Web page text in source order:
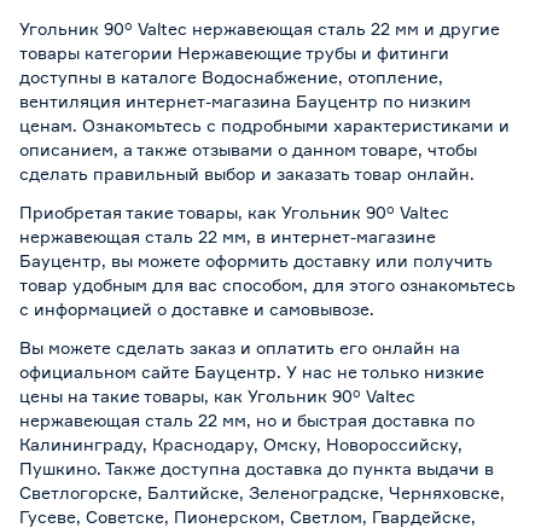
Угольник 90° Valtec нержавеющая сталь 22 мм и другие
товары категории Нержавеющие трубы и фитинги
доступны в каталоге Водоснабжение, отопление,
вентиляция интернет-магазина Бауцентр по низким
ценам. Ознакомьтесь с подробными характеристиками и
описанием, а также отзывами о данном товаре, чтобы
сделать правильный выбор и заказать товар онлайн.
Приобретая такие товары, как Угольник 90° Valtec
нержавеющая сталь 22 мм, в интернет-магазине
Бауцентр, вы можете оформить доставку или получить
товар удобным для вас способом, для этого ознакомьтесь
с информацией о доставке и самовывозе.
Вы можете сделать заказ и оплатить его онлайн на
официальном сайте Бауцентр. У нас не только низкие
цены на такие товары, как Угольник 90° Valtec
нержавеющая сталь 22 мм, но и быстрая доставка по
Калининграду, Краснодару, Омску, Новороссийску,
Пушкино. Также доступна доставка до пункта выдачи в
Светлогорске, Балтийске, Зеленоградске, Черняховске,
Гусеве, Советске, Пионерском, Светлом, Гвардейске,